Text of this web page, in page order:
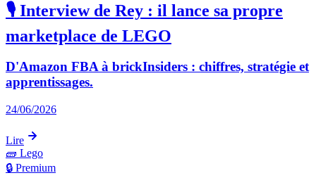
🎙️ Interview de Rey : il lance sa propre
marketplace de LEGO
D'Amazon FBA à brickInsiders : chiffres, stratégie et
apprentissages.
24/06/2026
Lire
🧱 Lego
🔒 Premium